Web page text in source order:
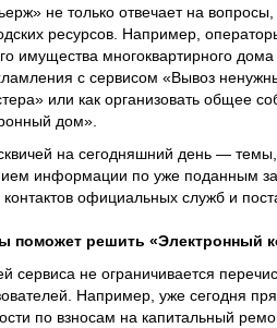
не только отвечает на
ресурсов. Например,
имущества многоквартирного
с сервисом «Вывоз
или как организовать общее
дом».
на сегодняшний день —
информации по уже поданным
официальных служб и
поможет решить «Электронный
сервиса не ограничивается
Например, уже сегодня
по взносам на капитальный